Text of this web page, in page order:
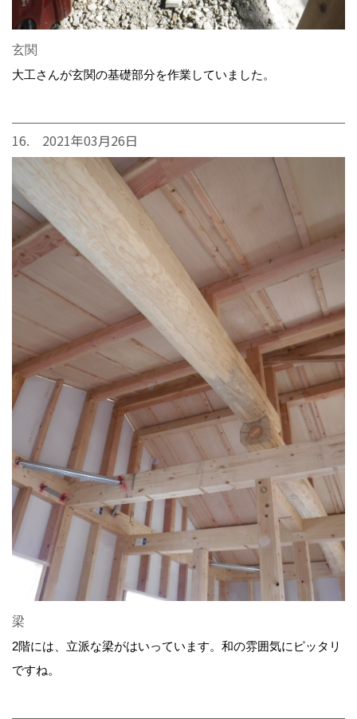
玄関
大工さんが玄関の基礎部分を作業していました。
16. 2021年03月26日
梁
2階には、立派な梁がはいっています。和の雰囲気にピッタリ
ですね。